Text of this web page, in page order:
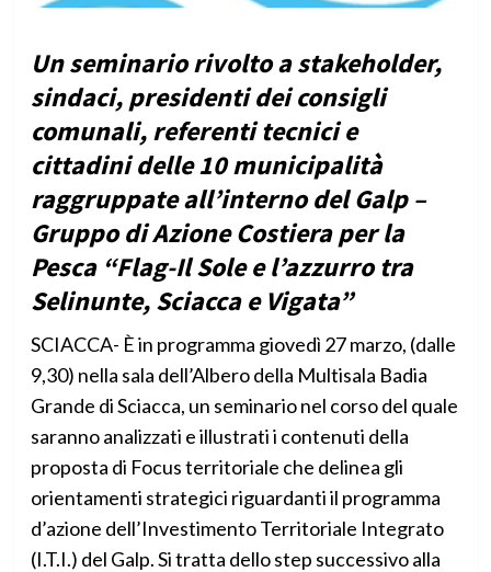
Un seminario rivolto a stakeholder,
sindaci, presidenti dei consigli
comunali, referenti tecnici e
cittadini delle 10 municipalità
raggruppate all’interno del Galp –
Gruppo di Azione Costiera per la
Pesca “Flag-Il Sole e l’azzurro tra
Selinunte, Sciacca e Vigata”
SCIACCA- È in programma giovedì 27 marzo, (dalle
9,30) nella sala dell’Albero della Multisala Badia
Grande di Sciacca, un seminario nel corso del quale
saranno analizzati e illustrati i contenuti della
proposta di Focus territoriale che delinea gli
orientamenti strategici riguardanti il programma
d’azione dell’Investimento Territoriale Integrato
(I.T.I.) del Galp. Si tratta dello step successivo alla